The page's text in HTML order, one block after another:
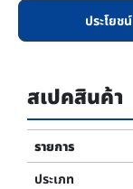
ประโยชน์
สเปคสินค้า
รายการ
ประเภท